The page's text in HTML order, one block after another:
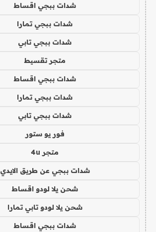
شدات ببجي اقساط
شدات ببجي تمارا
شدات ببجي تابي
متجر تقسيط
شدات ببجي اقساط
شدات ببجي تمارا
شدات ببجي تابي
فور يو ستور
متجر 4u
شدات ببجي عن طريق الايدي
شحن يلا لودو اقساط
شحن يلا لودو تابي تمارا
شدات ببجي اقساط